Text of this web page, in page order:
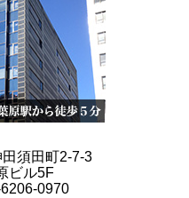
須田町2-7-3
ビル5F
0970